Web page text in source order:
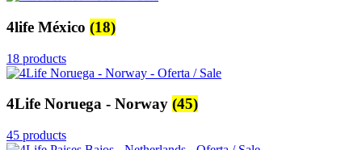
4life México (18)
18 products
4Life Noruega - Norway (45)
45 products